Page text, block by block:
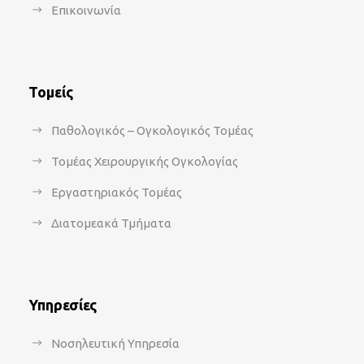
Επικοινωνία
Τομείς
Παθολογικός – Ογκολογικός Τομέας
Τομέας Χειρουργικής Ογκολογίας
Εργαστηριακός Τομέας
Διατομεακά Τμήματα
Υπηρεσίες
Νοσηλευτική Υπηρεσία